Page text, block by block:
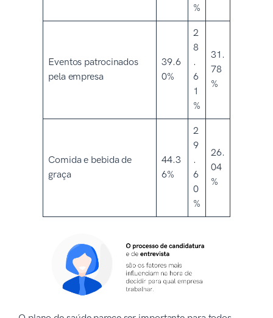
%
Eventos patrocinados
pela empresa
39.6
0%
2
8
.
6
1
%
31.
78
%
Comida e bebida de
graça
44.3
6%
2
9
.
6
0
%
26.
04
%